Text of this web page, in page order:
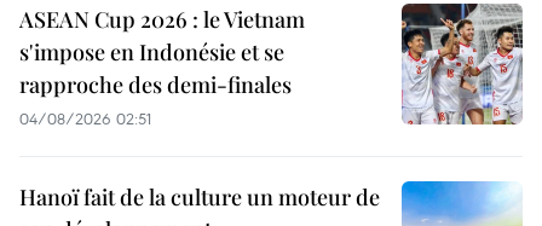
ASEAN Cup 2026 : le Vietnam
s'impose en Indonésie et se
rapproche des demi-finales
04/08/2026 02:51
Hanoï fait de la culture un moteur de